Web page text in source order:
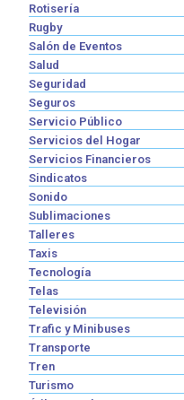
Rotisería
Rugby
Salón de Eventos
Salud
Seguridad
Seguros
Servicio Público
Servicios del Hogar
Servicios Financieros
Sindicatos
Sonido
Sublimaciones
Talleres
Taxis
Tecnología
Telas
Televisión
Trafic y Minibuses
Transporte
Tren
Turismo